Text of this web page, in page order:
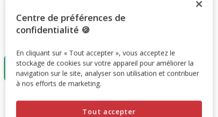
52cm
3+1 offert
7.35€
Prix 7.35€
7.35€
Centre de préférences de
confidentialité 🍪
En cliquant sur « Tout accepter », vous acceptez le
stockage de cookies sur votre appareil pour améliorer la
navigation sur le site, analyser son utilisation et contribuer
à nos efforts de marketing.
Tout accepter